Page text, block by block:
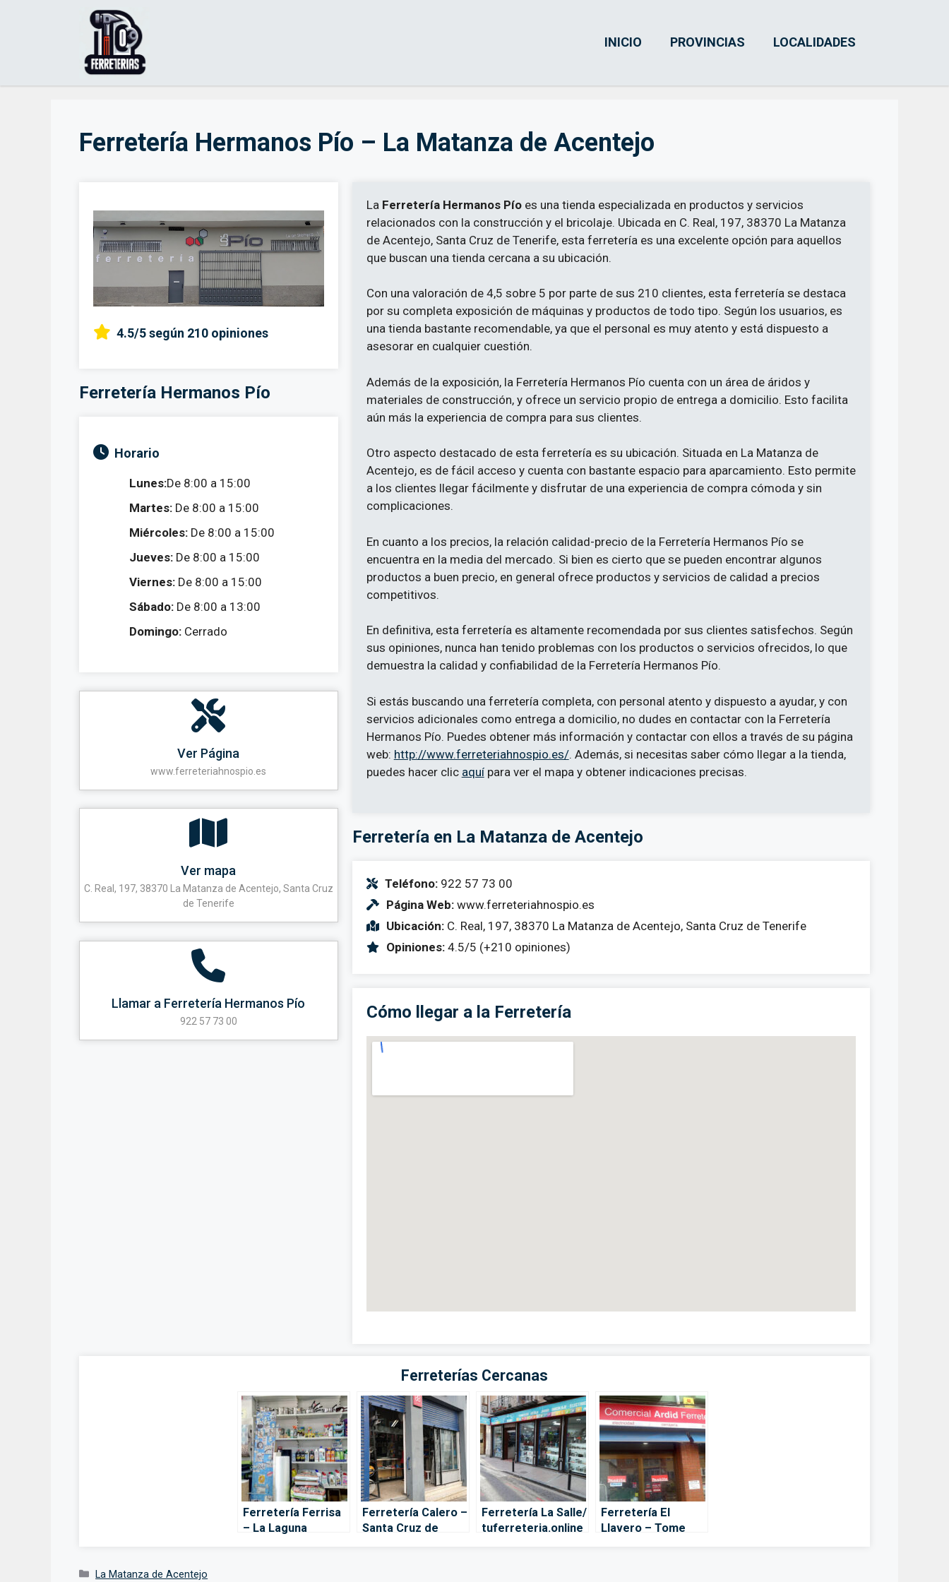
INICIO PROVINCIAS LOCALIDADES
Ferretería Hermanos Pío – La Matanza de Acentejo
4.5/5según 210 opiniones
Ferretería Hermanos Pío
Horario
Lunes:De 8:00 a 15:00
Martes: De 8:00 a 15:00
Miércoles: De 8:00 a 15:00
Jueves: De 8:00 a 15:00
Viernes: De 8:00 a 15:00
Sábado: De 8:00 a 13:00
Domingo: Cerrado
Ver Página
www.ferreteriahnospio.es
Ver mapa
C. Real, 197, 38370 La Matanza de Acentejo, Santa Cruz
de Tenerife
Llamar a Ferretería Hermanos Pío
922 57 73 00
La Ferretería Hermanos Píoes una tienda especializada en productos y servicios
relacionados con la construcción y el bricolaje. Ubicada en C. Real, 197, 38370 La Matanza
de Acentejo, Santa Cruz de Tenerife, esta ferretería es una excelente opción para aquellos
que buscan una tienda cercana a su ubicación.
Con una valoración de 4,5 sobre 5 por parte de sus 210 clientes, esta ferretería se destaca
por su completa exposición de máquinas y productos de todo tipo. Según los usuarios, es
una tienda bastante recomendable, ya que el personal es muy atento y está dispuesto a
asesorar en cualquier cuestión.
Además de la exposición, la Ferretería Hermanos Pío cuenta con un área de áridos y
materiales de construcción, y ofrece un servicio propio de entrega a domicilio. Esto facilita
aún más la experiencia de compra para sus clientes.
Otro aspecto destacado de esta ferretería es su ubicación. Situada en La Matanza de
Acentejo, es de fácil acceso y cuenta con bastante espacio para aparcamiento. Esto permite
a los clientes llegar fácilmente y disfrutar de una experiencia de compra cómoda y sin
complicaciones.
En cuanto a los precios, la relación calidad-precio de la Ferretería Hermanos Pío se
encuentra en la media del mercado. Si bien es cierto que se pueden encontrar algunos
productos a buen precio, en general ofrece productos y servicios de calidad a precios
competitivos.
En definitiva, esta ferretería es altamente recomendada por sus clientes satisfechos. Según
sus opiniones, nunca han tenido problemas con los productos o servicios ofrecidos, lo que
demuestra la calidad y confiabilidad de la Ferretería Hermanos Pío.
Si estás buscando una ferretería completa, con personal atento y dispuesto a ayudar, y con
servicios adicionales como entrega a domicilio, no dudes en contactar con la Ferretería
Hermanos Pío. Puedes obtener más información y contactar con ellos a través de su página
web: http://www.ferreteriahnospio.es/. Además, si necesitas saber cómo llegar a la tienda,
puedes hacer clic aquípara ver el mapa y obtener indicaciones precisas.
Ferretería en La Matanza de Acentejo
Teléfono:922 57 73 00
Página Web:www.ferreteriahnospio.es
Ubicación:C. Real, 197, 38370 La Matanza de Acentejo, Santa Cruz de Tenerife
Opiniones:4.5/5 (+210 opiniones)
Cómo llegar a la Ferretería
Ferreterías Cercanas
Ferretería Ferrisa
– La Laguna
Ferretería Calero –
Santa Cruz de
Ferretería La Salle/
tuferreteria.online
Ferretería El
Llavero – Tome
Categorías
La Matanza de Acentejo